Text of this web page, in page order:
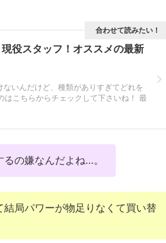
役スタッフ！オススメの最新
いんだけど、種類がありすぎてどれを
こちらからチェックして下さいね！ 最
合わせて読みたい！
の嫌なんだよね…。
局パワーが物足りなくて買い替